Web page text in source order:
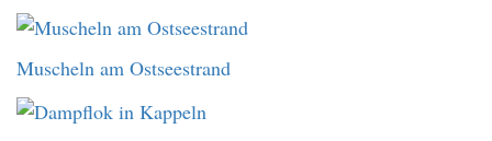
Muscheln am Ostseestrand